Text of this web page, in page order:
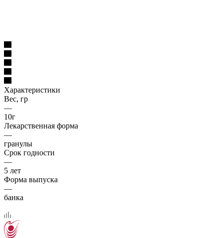
Характеристики
Вес, гр
—
10г
Лекарственная форма
—
гранулы
Срок годности
—
5 лет
Форма выпуска
—
банка